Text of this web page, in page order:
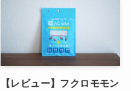
【レビュー】フクロモモン